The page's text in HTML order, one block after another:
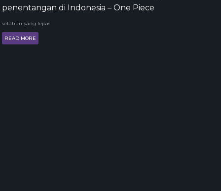
penentangan di Indonesia – One Piece
setahun yang lepas
READ MORE